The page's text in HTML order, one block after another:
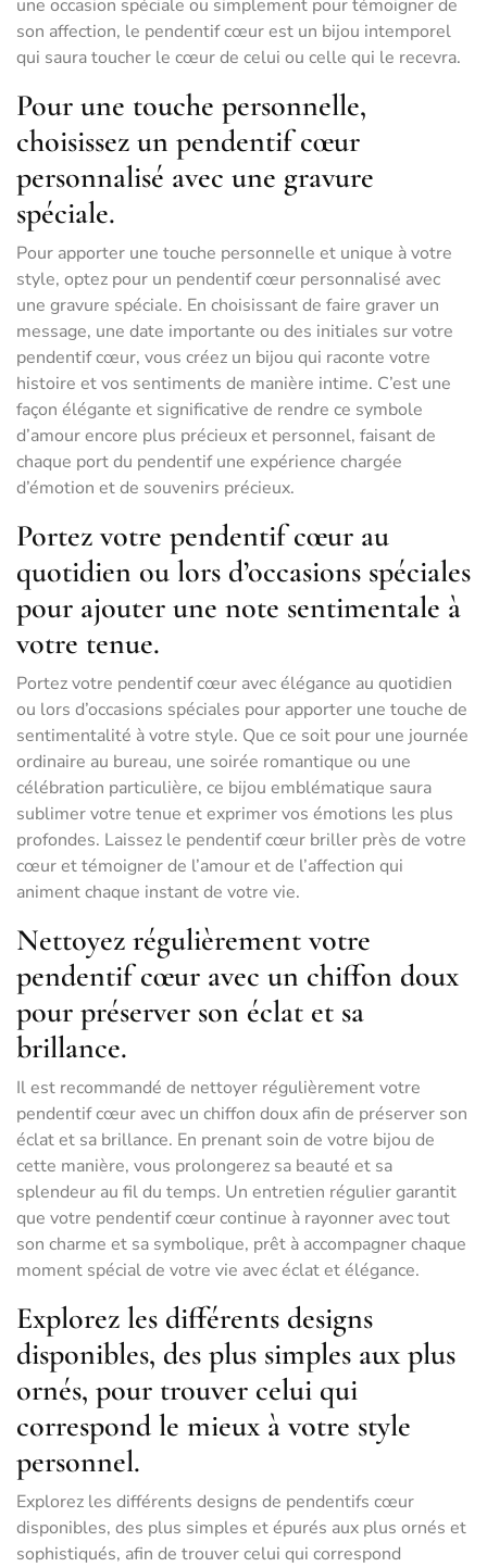
une occasion spéciale ou simplement pour témoigner de
son affection, le pendentif cœur est un bijou intemporel
qui saura toucher le cœur de celui ou celle qui le recevra.
Pour une touche personnelle,
choisissez un pendentif cœur
personnalisé avec une gravure
spéciale.
Pour apporter une touche personnelle et unique à votre
style, optez pour un pendentif cœur personnalisé avec
une gravure spéciale. En choisissant de faire graver un
message, une date importante ou des initiales sur votre
pendentif cœur, vous créez un bijou qui raconte votre
histoire et vos sentiments de manière intime. C’est une
façon élégante et significative de rendre ce symbole
d’amour encore plus précieux et personnel, faisant de
chaque port du pendentif une expérience chargée
d’émotion et de souvenirs précieux.
Portez votre pendentif cœur au
quotidien ou lors d’occasions spéciales
pour ajouter une note sentimentale à
votre tenue.
Portez votre pendentif cœur avec élégance au quotidien
ou lors d’occasions spéciales pour apporter une touche de
sentimentalité à votre style. Que ce soit pour une journée
ordinaire au bureau, une soirée romantique ou une
célébration particulière, ce bijou emblématique saura
sublimer votre tenue et exprimer vos émotions les plus
profondes. Laissez le pendentif cœur briller près de votre
cœur et témoigner de l’amour et de l’affection qui
animent chaque instant de votre vie.
Nettoyez régulièrement votre
pendentif cœur avec un chiffon doux
pour préserver son éclat et sa
brillance.
Il est recommandé de nettoyer régulièrement votre
pendentif cœur avec un chiffon doux afin de préserver son
éclat et sa brillance. En prenant soin de votre bijou de
cette manière, vous prolongerez sa beauté et sa
splendeur au fil du temps. Un entretien régulier garantit
que votre pendentif cœur continue à rayonner avec tout
son charme et sa symbolique, prêt à accompagner chaque
moment spécial de votre vie avec éclat et élégance.
Explorez les différents designs
disponibles, des plus simples aux plus
ornés, pour trouver celui qui
correspond le mieux à votre style
personnel.
Explorez les différents designs de pendentifs cœur
disponibles, des plus simples et épurés aux plus ornés et
sophistiqués, afin de trouver celui qui correspond